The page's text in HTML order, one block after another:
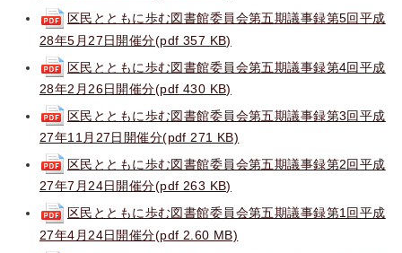
区民とともに歩む図書館委員会第五期議事録第5回平成
28年5月27日開催分(pdf 357 KB)
区民とともに歩む図書館委員会第五期議事録第4回平成
28年2月26日開催分(pdf 430 KB)
区民とともに歩む図書館委員会第五期議事録第3回平成
27年11月27日開催分(pdf 271 KB)
区民とともに歩む図書館委員会第五期議事録第2回平成
27年7月24日開催分(pdf 263 KB)
区民とともに歩む図書館委員会第五期議事録第1回平成
27年4月24日開催分(pdf 2.60 MB)